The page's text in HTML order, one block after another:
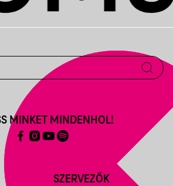
SZERVEZŐK
MINKET MINDENHOL!